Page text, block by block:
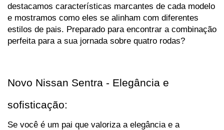
destacamos características marcantes de cada modelo
e mostramos como eles se alinham com diferentes
estilos de pais. Preparado para encontrar a combinação
perfeita para a sua jornada sobre quatro rodas?
Novo Nissan Sentra - Elegância e
sofisticação:
Se você é um pai que valoriza a elegância e a